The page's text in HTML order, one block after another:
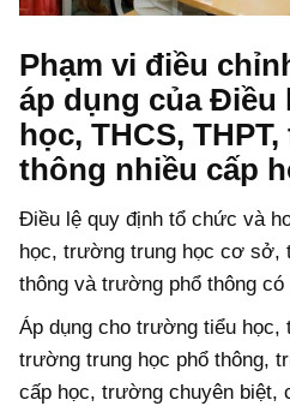
Phạm vi điều
áp dụng của
học, THCS,
thông nhiều cấp
Điều lệ quy định tổ chức và
học, trường trung học cơ sở,
thông và trường phổ thông có
Áp dụng cho trường tiểu
trường trung học phổ thông,
cấp học, trường chuyên biệt,